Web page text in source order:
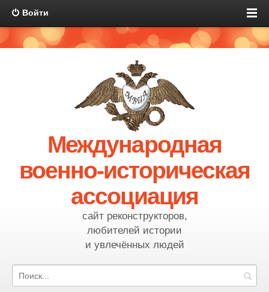
Войти
Международная
военно-историческая
ассоциация
сайт реконструкторов,
любителей истории
и увлечённых людей